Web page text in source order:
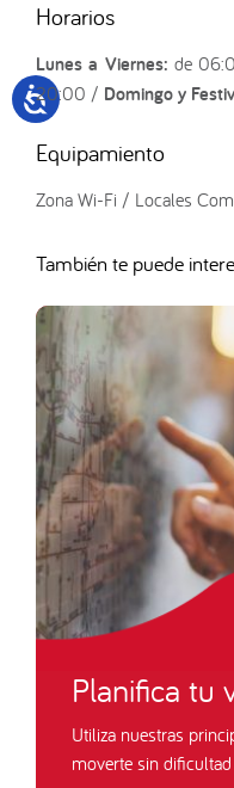
Horarios
Lunes a Viernes: de
20:00 / Domingo y
Equipamiento
Zona Wi-Fi / Locales
También te puede
Planifica tu
Utiliza nuestras
moverte sin